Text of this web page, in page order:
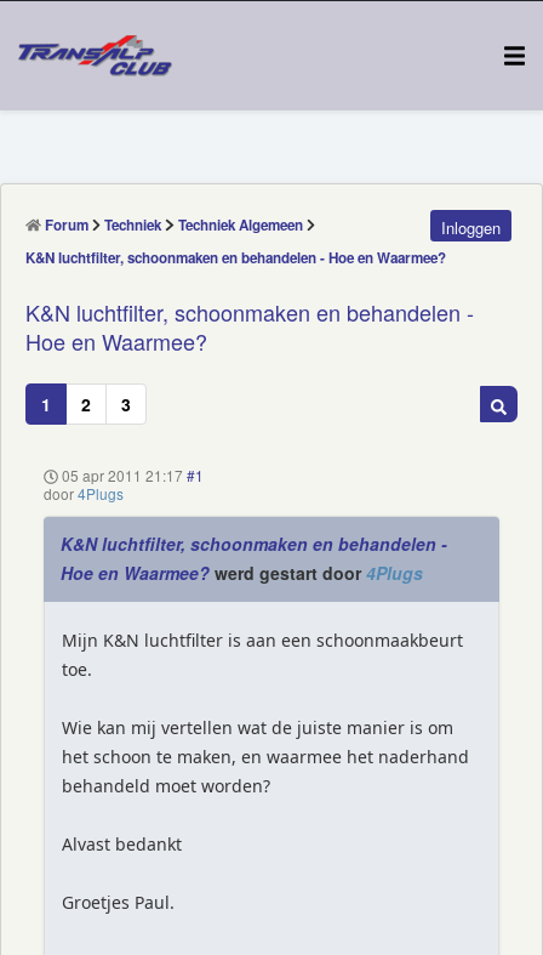
Inloggen
Forum Techniek
Techniek Algemeen
K&N luchtfilter, schoonmaken en behandelen - Hoe en Waarmee?
K&N luchtfilter, schoonmaken en behandelen -
Hoe en Waarmee?
1 2 3
05 apr 2011 21:17 #1
door4Plugs
K&N luchtfilter, schoonmaken en behandelen -
Hoe en Waarmee? werd gestart door4Plugs
Mijn K&N luchtfilter is aan een schoonmaakbeurt
toe.
Wie kan mij vertellen wat de juiste manier is om
het schoon te maken, en waarmee het naderhand
behandeld moet worden?
Alvast bedankt
Groetjes Paul.